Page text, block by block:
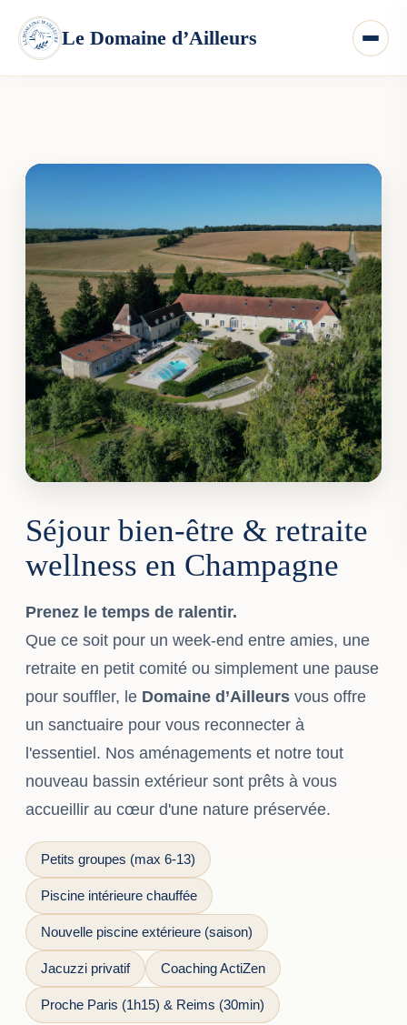
Wellness• Ralentir • Bouger • Respirer
Séjour bien-être & retraite
wellness en Champagne
Prenez le temps de ralentir.
Que ce soit pour un week-end entre amies, une
retraite en petit comité ou simplement une pause
pour souffler, le Domaine d’Ailleurs vous offre
un sanctuaire pour vous reconnecter à
l'essentiel. Nos aménagements et notre tout
nouveau bassin extérieur sont prêts à vous
accueillir au cœur d'une nature préservée.
Petits groupes (max 6-13)
Piscine intérieure chauffée
Nouvelle piscine extérieure (saison)
Jacuzzi privatif Coaching ActiZen
Proche Paris (1h15) & Reims (30min)